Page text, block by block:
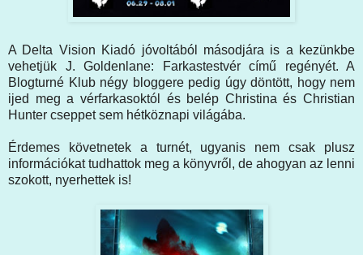
A Delta Vision Kiadó jóvoltából másodjára is a kezünkbe
vehetjük J. Goldenlane: Farkastestvér című regényét. A
Blogturné Klub négy bloggere pedig úgy döntött, hogy nem
ijed meg a vérfarkasoktól és belép Christina és Christian
Hunter cseppet sem hétköznapi világába.
Érdemes követnetek a turnét, ugyanis nem csak plusz
információkat tudhattok meg a könyvről, de ahogyan az lenni
szokott, nyerhettek is!